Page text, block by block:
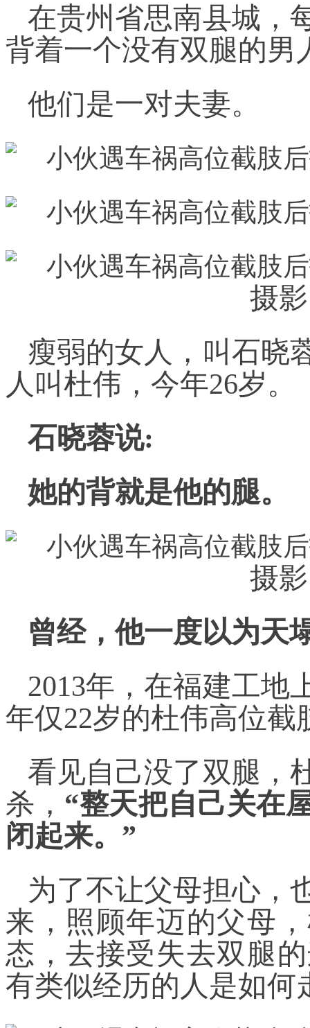
在贵州省思南县城，
背着一个没有双腿的男
他们是一对夫妻。
摄
瘦弱的女人，叫石晓
人叫杜伟，今年26岁。
石晓蓉说:
她的背就是他的腿。
摄
曾经，他一度以为天
2013年，在福建工地
年仅22岁的杜伟高位截
看见自己没了双腿，
杀， “整天把自己关在
闭起来。”
为了不让父母担心，
来，照顾年迈的父母
态，去接受失去双腿
有类似经历的人是如何